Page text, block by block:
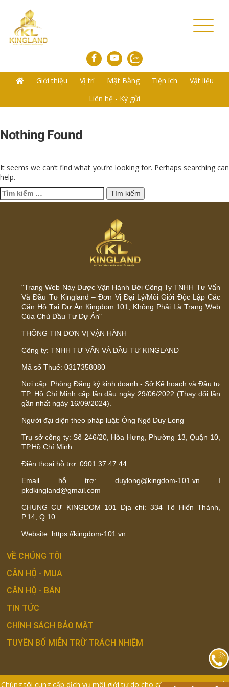
Toggle
Giới thiệu Vị trí Mặt Bằng Tiện ích
Vật liệu
Liên hệ - Ký gửi
Nothing Found
It seems we can’t find what you’re looking for. Perhaps searching can
help.
Tìm
kiếm
"Trang Web Này Được Vận Hành Bởi Công Ty TNHH Tư Vấn
Và Đầu Tư Kingland – Đơn Vị Đại Lý/Môi Giới Độc Lập Các
Căn Hộ Tại Dự Án Kingdom 101, Không Phải Là Trang Web
Của Chủ Đầu Tư Dự Án"
THÔNG TIN ĐƠN VỊ VẬN HÀNH
Công ty: TNHH TƯ VẤN VÀ ĐẦU TƯ KINGLAND
Mã số Thuế: 0317358080
Nơi cấp: Phòng Đăng ký kinh doanh - Sở Kế hoạch và Đầu tư
TP. Hồ Chí Minh cấp lần đầu ngày 29/06/2022 (Thay đổi lần
gần nhất ngày 16/09/2024).
Người đại diện theo pháp luật: Ông Ngô Duy Long
Trụ sở công ty: Số 246/20, Hòa Hưng, Phường 13, Quận 10,
TP.Hồ Chí Minh.
Điện thoại hỗ trợ: 0901.37.47.44
Email hỗ trợ: duylong@kingdom-101.vn I
pkdkingland@gmail.com
CHUNG CƯ KINGDOM 101 Địa chỉ: 334 Tô Hiến Thành,
P.14, Q.10
Website: https://kingdom-101.vn
VỀ CHÚNG TÔI
CĂN HỘ - MUA
CĂN HỘ - BÁN
TIN TỨC
CHÍNH SÁCH BẢO MẬT
TUYÊN BỐ MIỄN TRỪ TRÁCH NHIỆM
Chúng tôi cung cấp dịch vụ môi giới tự do cho các hoạt động chuyển